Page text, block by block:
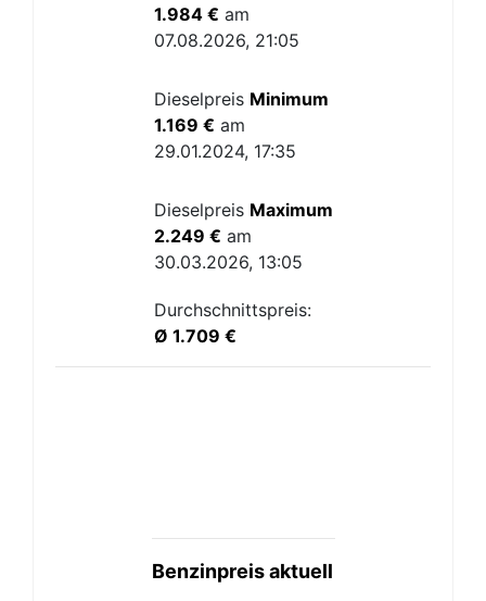
1.984 € am
07.08.2026, 21:05
Dieselpreis Minimum
1.169 € am
29.01.2024, 17:35
Dieselpreis Maximum
2.249 € am
30.03.2026, 13:05
Durchschnittspreis:
Ø 1.709 €
Benzinpreis aktuell